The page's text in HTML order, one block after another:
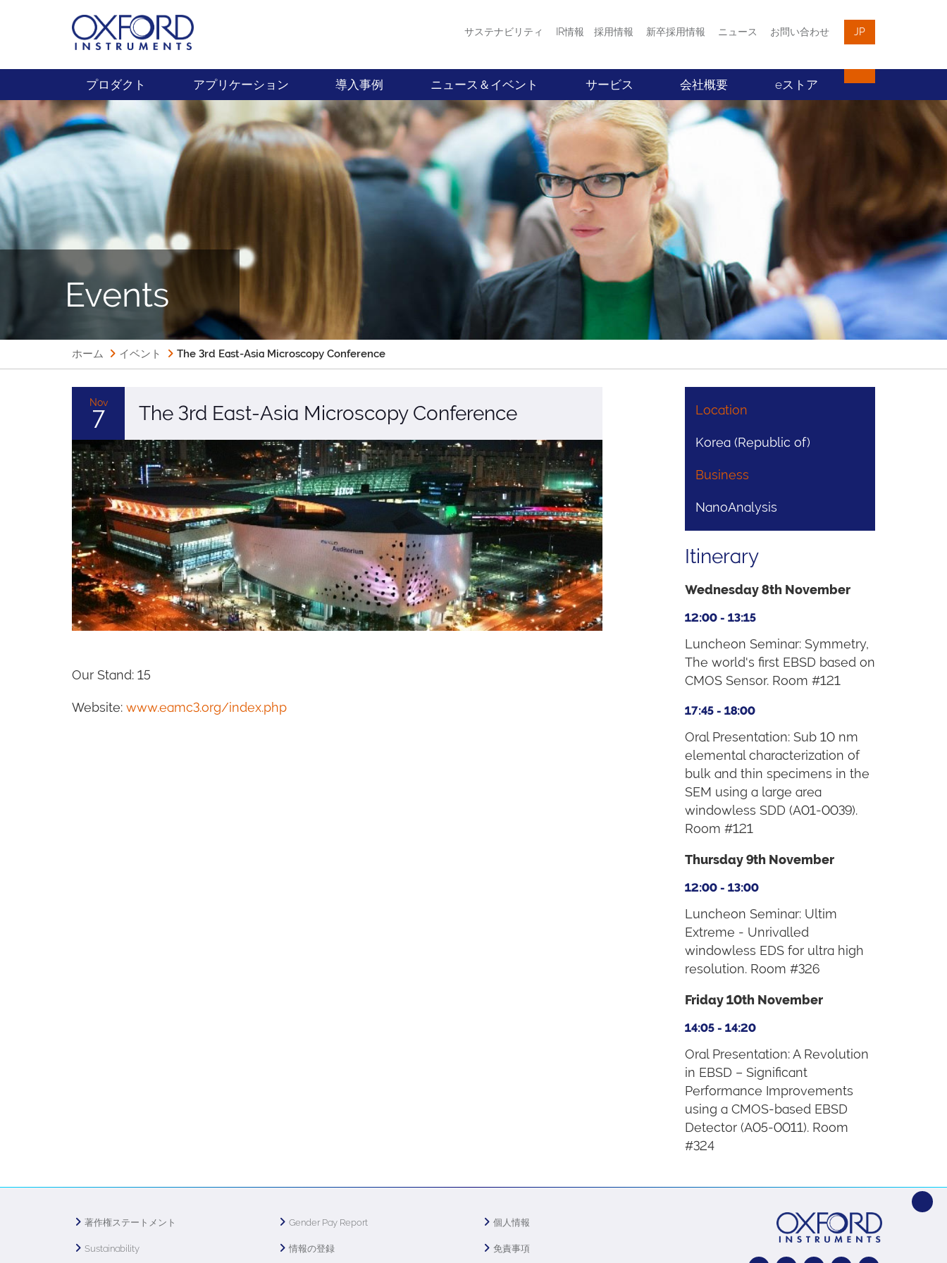
サステナビリティ IR情報 採用情報 新卒採用情報 ニュース お問い合わせ JP
プロダクト アプリケーション 導入事例 ニュース＆イベント サービス 会社概要 eストア
Events
ホーム イベント The 3rd East-Asia Microscopy Conference
Nov
7 The 3rd East-Asia Microscopy Conference
Our Stand: 15
Website: www.eamc3.org/index.php
Location
Korea (Republic of)
Business
NanoAnalysis
Itinerary
Wednesday 8th November
12:00 - 13:15
Luncheon Seminar: Symmetry,
The world's first EBSD based on
CMOS Sensor. Room #121
17:45 - 18:00
Oral Presentation: Sub 10 nm
elemental characterization of
bulk and thin specimens in the
SEM using a large area
windowless SDD (A01-0039).
Room #121
Thursday 9th November
12:00 - 13:00
Luncheon Seminar: Ultim
Extreme - Unrivalled
windowless EDS for ultra high
resolution. Room #326
Friday 10th November
14:05 - 14:20
Oral Presentation: A Revolution
in EBSD – Significant
Performance Improvements
using a CMOS-based EBSD
Detector (A05-0011). Room
#324
著作権ステートメント
Sustainability
Gender Pay Report
情報の登録
個人情報
免責事項